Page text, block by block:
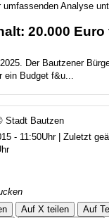
Analyse
20.000 Euro
Der Bautzener
ein Budget f&u...
Stadt Bautzen
- 11:50Uhr | Zuletzt
Auf X teilen
Auf